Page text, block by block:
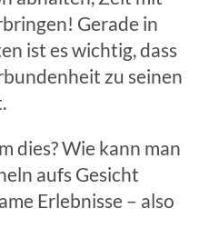
Gerade in
ist es wichtig, dass
zu seinen
dies? Wie kann man
aufs Gesicht
Erlebnisse – also